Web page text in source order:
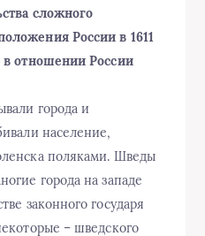
сложного
России в 1611
отношении России
города и
население,
поляками. Шведы
города на западе
законного государя
– шведского